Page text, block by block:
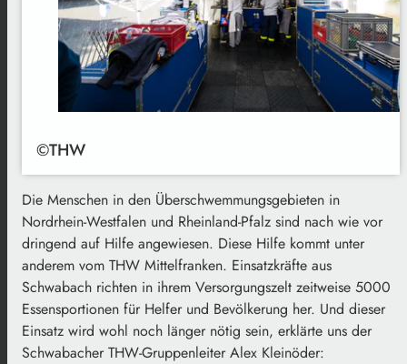
©THW
Die Menschen in den Überschwemmungsgebieten in
Nordrhein-Westfalen und Rheinland-Pfalz sind nach wie vor
dringend auf Hilfe angewiesen. Diese Hilfe kommt unter
anderem vom THW Mittelfranken. Einsatzkräfte aus
Schwabach richten in ihrem Versorgungszelt zeitweise 5000
Essensportionen für Helfer und Bevölkerung her. Und dieser
Einsatz wird wohl noch länger nötig sein, erklärte uns der
Schwabacher THW-Gruppenleiter Alex Kleinöder: